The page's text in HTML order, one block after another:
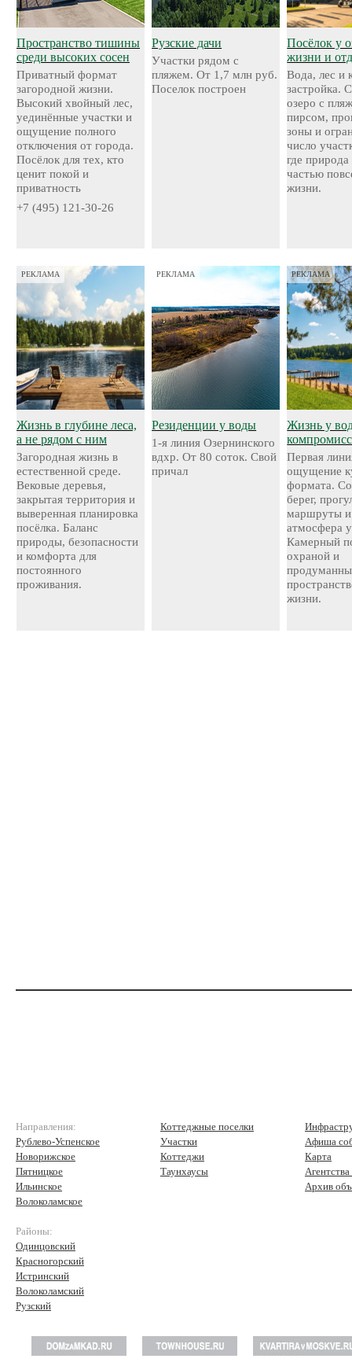
Пространство тишины
среди высоких сосен
Приватный формат
загородной жизни.
Высокий хвойный лес,
уединённые участки и
ощущение полного
отключения от города.
Посёлок для тех, кто
ценит покой и
приватность
+7 (495) 121-30-26
Рузские дачи
Участки рядом с
пляжем. От 1,7 млн руб.
Поселок построен
Посёлок у
жизни и
Вода, лес и
застройка.
озеро с
пирсом,
зоны и
число
где природа
частью
жизни.
РЕКЛАМА
Жизнь в глубине леса,
а не рядом с ним
Загородная жизнь в
естественной среде.
Вековые деревья,
закрытая территория и
выверенная планировка
посёлка. Баланс
природы, безопасности
и комфорта для
постоянного
проживания.
РЕКЛАМА
Резиденции у воды
1-я линия Озернинского
вдхр. От 80 соток. Свой
причал
РЕКЛАМА
Жизнь у
Первая
ощущение
формата.
берег,
маршруты и
атмосфера
Камерный
охраной и
жизни.
Направления:
Рублево-Успенское
Новорижское
Пятницкое
Ильинское
Волоколамское
Районы:
Одинцовский
Красногорский
Истринский
Волоколамский
Рузский
Коттеджные поселки
Участки
Коттеджи
Таунхаусы
Афиша
Карта
Архив